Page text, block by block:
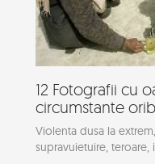
12 Fotografii cu
circumstante
Violenta dusa la
supravuietuire, teroare,